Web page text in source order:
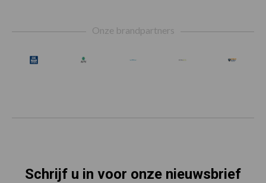
Onze brandpartners
Schrijf u in voor onze nieuwsbrief